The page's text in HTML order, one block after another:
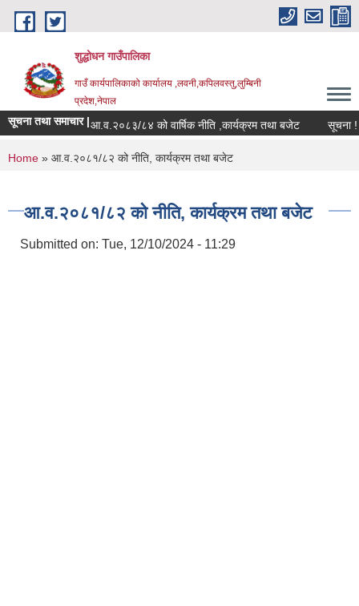
Skip to main content
शुद्धोधन गाउँपालिका
गाउँ कार्यपालिकाको कार्यालय ,लवनी,कपिलवस्तु,लुम्बिनी
प्रदेश,नेपाल
सूचना तथा समाचार |आ.व.२०८३/८४ को वार्षिक नीति ,कार्यक्रम तथा बजेट सूचना !
You are here
Home » आ.व.२०८१/८२ को नीति, कार्यक्रम तथा बजेट
आ.व.२०८१/८२ को नीति, कार्यक्रम तथा बजेट
Submitted on: Tue, 12/10/2024 - 11:29